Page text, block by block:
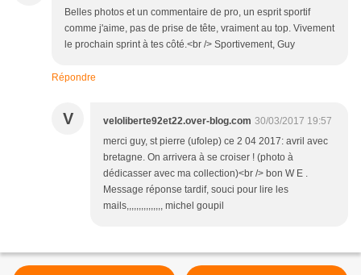
Belles photos et un commentaire de pro, un esprit sportif
comme j'aime, pas de prise de tête, vraiment au top. Vivement
le prochain sprint à tes côté.<br /> Sportivement, Guy
Répondre
V veloliberte92et22.over-blog.com 30/03/2017 19:57
merci guy, st pierre (ufolep) ce 2 04 2017: avril avec
bretagne. On arrivera à se croiser ! (photo à
dédicasser avec ma collection)<br /> bon W E .
Message réponse tardif, souci pour lire les
mails,,,,,,,,,,,,,,, michel goupil